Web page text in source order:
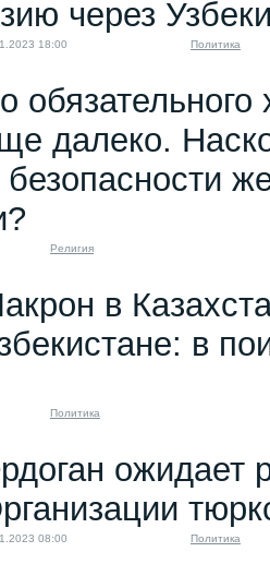
через
18:00 Политика
обязательного
далеко.
Религия
в
в
Политика
ожидает
08:00 Политика